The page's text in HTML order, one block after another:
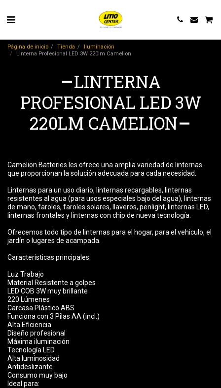
Página de inicio Tienda
Iluminación
Linterna Profesional LED 3W 220lm Camelion
LINTERNA
PROFESIONAL LED 3W
220LM CAMELION
Camelion Batteries les ofrece una amplia variedad de linternas
que proporcionan la solución adecuada para cada necesidad.
Linternas para un uso diario, linternas recargables, linternas
resistentes al agua (para usos especiales bajo del agua), linternas
de mano, faroles, faroles solares, llaveros, penlight, linternas LED,
linternas frontales y linternas con chip de nueva tecnología.
Ofrecemos todo tipo de linternas para el hogar, para el vehiculo, el
jardín o lugares de acampada.
Características principales:
Luz Trabajo
Material Resistente a golpes
LED COB 3W muy brillante
220 Lúmenes
Carcasa Plástico ABS
Funciona con 3 Pilas AA (incl.)
Alta Eficiencia
Diseño profesional
Máxima iluminación
Tecnología LED
Alta luminosidad
Antideslizante
Consumo muy bajo
Ideal para: